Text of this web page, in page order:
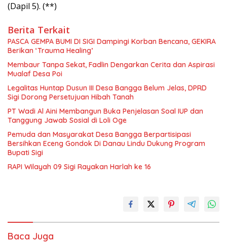
(Dapil 5). (**)
Berita Terkait
PASCA GEMPA BUMI DI SIGI Dampingi Korban Bencana, GEKIRA
Berikan ‘Trauma Healing’
Membaur Tanpa Sekat, Fadlin Dengarkan Cerita dan Aspirasi
Mualaf Desa Poi
Legalitas Huntap Dusun III Desa Bangga Belum Jelas, DPRD
Sigi Dorong Persetujuan Hibah Tanah
PT Wadi Al Aini Membangun Buka Penjelasan Soal IUP dan
Tanggung Jawab Sosial di Loli Oge
Pemuda dan Masyarakat Desa Bangga Berpartisipasi
Bersihkan Eceng Gondok Di Danau Lindu Dukung Program
Bupati Sigi
RAPI Wilayah 09 Sigi Rayakan Harlah ke 16
Baca Juga